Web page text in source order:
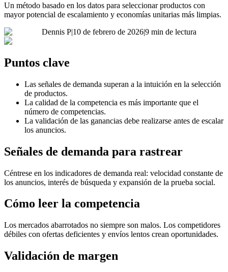
Un método basado en los datos para seleccionar productos con
mayor potencial de escalamiento y economías unitarias más limpias.
Dennis P|10 de febrero de 2026|9 min de lectura
Puntos clave
Las señales de demanda superan a la intuición en la selección
de productos.
La calidad de la competencia es más importante que el
número de competencias.
La validación de las ganancias debe realizarse antes de escalar
los anuncios.
Señales de demanda para rastrear
Céntrese en los indicadores de demanda real: velocidad constante de
los anuncios, interés de búsqueda y expansión de la prueba social.
Cómo leer la competencia
Los mercados abarrotados no siempre son malos. Los competidores
débiles con ofertas deficientes y envíos lentos crean oportunidades.
Validación de margen